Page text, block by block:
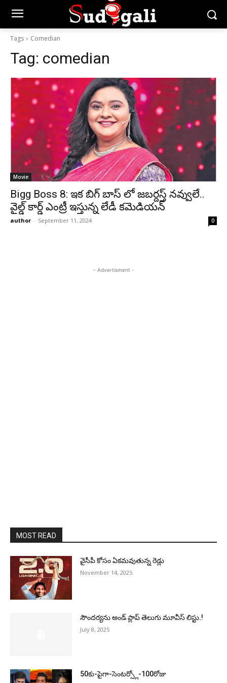
Tags Comedian
Tag: comedian
Movie
Bigg Boss 8: ఇక బిగ్ బాస్ లో జబర్దస్త్ నవ్వులే..
వైల్డ్ కార్డ్ ఎంట్రీ ఇస్తున్న లేడీ కమెడియన్
author - September 11, 2024 0
- Advertisment -
MOST READ
వైసీపీ కోసం ఏక‌మ‌వుతున్న రెడ్లు
November 14, 2025
సౌందర్యను అండ్‌ ప్లాప్‌ తెలుగు మూవీస్‌ లిస్టు.!
July 8, 2025
50కు-పైగా-సెంటర్స్లో-100రోజు